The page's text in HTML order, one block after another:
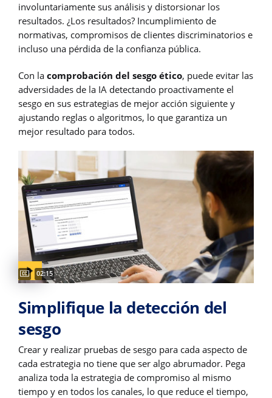
involuntariamente sus análisis y distorsionar los
resultados. ¿Los resultados? Incumplimiento de
normativas, compromisos de clientes discriminatorios e
incluso una pérdida de la confianza pública.
Con la comprobación del sesgo ético, puede evitar las
adversidades de la IA detectando proactivamente el
sesgo en sus estrategias de mejor acción siguiente y
ajustando reglas o algoritmos, lo que garantiza un
mejor resultado para todos.
Video duration:
02:15
Captions available
Simplifique la detección del
sesgo
Crear y realizar pruebas de sesgo para cada aspecto de
cada estrategia no tiene que ser algo abrumador. Pega
analiza toda la estrategia de compromiso al mismo
tiempo y en todos los canales, lo que reduce el tiempo,